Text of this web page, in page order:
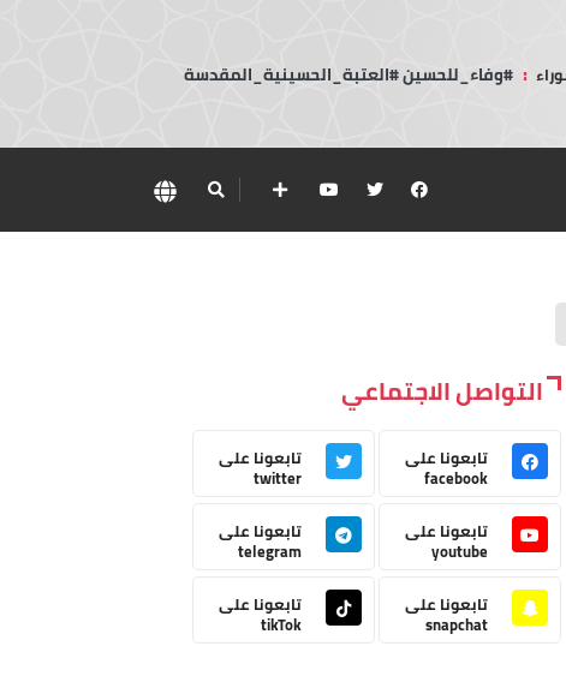
: #وفاء_للحسين #العتبة_الحسينية_المقدسة
التواصل الاجتماعي
تابعونا على
facebook
تابعونا على
twitter
تابعونا على
youtube
تابعونا على
telegram
تابعونا على
snapchat
تابعونا على
tikTok